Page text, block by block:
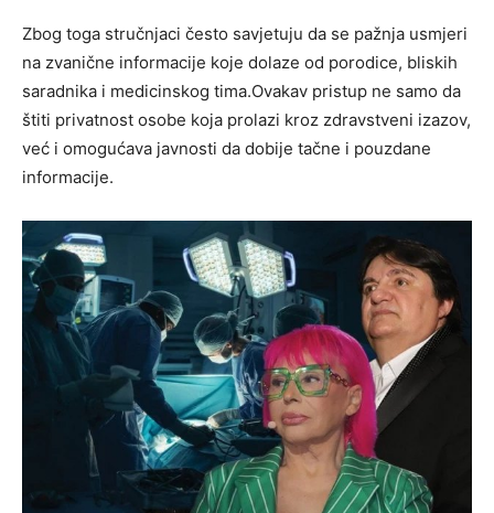
Zbog toga stručnjaci često savjetuju da se pažnja usmjeri
na zvanične informacije koje dolaze od porodice, bliskih
saradnika i medicinskog tima.Ovakav pristup ne samo da
štiti privatnost osobe koja prolazi kroz zdravstveni izazov,
već i omogućava javnosti da dobije tačne i pouzdane
informacije.